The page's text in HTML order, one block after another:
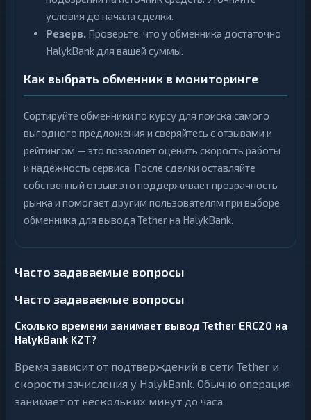
условия до начала сделки.
Резерв. Проверьте, что у обменника достаточно
HalykBank для вашей суммы.
Как выбрать обменник в мониторинге
Сортируйте обменники по курсу для поиска самого
выгодного предложения и сверяйтесь с отзывами и
рейтингом — это позволяет оценить скорость работы
и надёжность сервиса. После сделки оставляйте
собственный отзыв: это поддерживает прозрачность
рынка и помогает другим пользователям при выборе
обменника для вывода Tether на HalykBank.
Часто задаваемые вопросы
Часто задаваемые вопросы
Сколько времени занимает вывод Tether ERC20 на
HalykBank KZT?
Время зависит от подтверждений в сети Tether и
скорости зачисления у HalykBank. Обычно операция
занимает от нескольких минут до часа.